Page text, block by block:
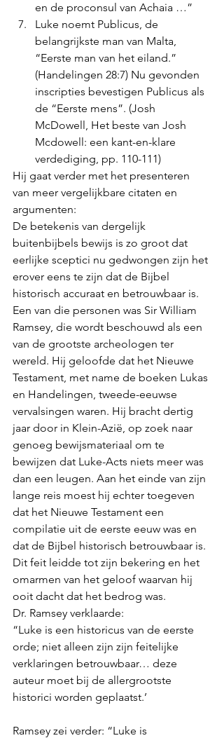
en de proconsul van Achaia …”
Luke noemt Publicus, de
belangrijkste man van Malta,
“Eerste man van het eiland.”
(Handelingen 28:7) Nu gevonden
inscripties bevestigen Publicus als
de “Eerste mens”. (Josh
McDowell, Het beste van Josh
Mcdowell: een kant-en-klare
verdediging, pp. 110-111)
Hij gaat verder met het presenteren
van meer vergelijkbare citaten en
argumenten:
De betekenis van dergelijk
buitenbijbels bewijs is zo groot dat
eerlijke sceptici nu gedwongen zijn het
erover eens te zijn dat de Bijbel
historisch accuraat en betrouwbaar is.
Een van die personen was Sir William
Ramsey, die wordt beschouwd als een
van de grootste archeologen ter
wereld. Hij geloofde dat het Nieuwe
Testament, met name de boeken Lukas
en Handelingen, tweede-eeuwse
vervalsingen waren. Hij bracht dertig
jaar door in Klein-Azië, op zoek naar
genoeg bewijsmateriaal om te
bewijzen dat Luke-Acts niets meer was
dan een leugen. Aan het einde van zijn
lange reis moest hij echter toegeven
dat het Nieuwe Testament een
compilatie uit de eerste eeuw was en
dat de Bijbel historisch betrouwbaar is.
Dit feit leidde tot zijn bekering en het
omarmen van het geloof waarvan hij
ooit dacht dat het bedrog was.
Dr. Ramsey verklaarde:
“Luke is een historicus van de eerste
orde; niet alleen zijn zijn feitelijke
verklaringen betrouwbaar… deze
auteur moet bij de allergrootste
historici worden geplaatst.’
Ramsey zei verder: “Luke is